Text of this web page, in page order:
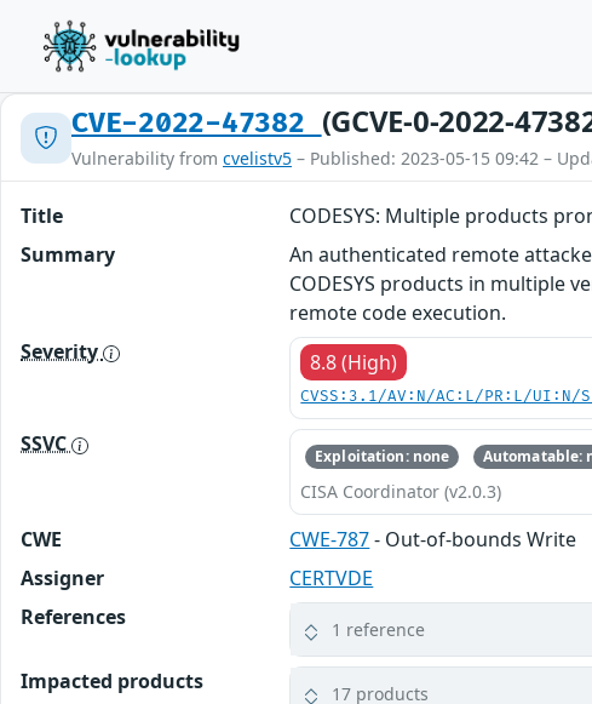
CVE-2022-47382 (GCVE-0-2022-
Vulnerability from cvelistv5 – Published: 2023-05-15 09:42 –
Title
CODESYS: Multiple products
Summary
An authenticated remote
CODESYS products in multiple
remote code execution.
Severity
8.8 (High)
CVSS:3.1/AV:N/AC:L/PR:L/UI:N/
SSVC Exploitation: none Automatable:
CISA Coordinator (v2.0.3)
CWE CWE-787- Out-of-bounds Write
Assigner
CERTVDE
References
1 reference
Impacted products 17 products